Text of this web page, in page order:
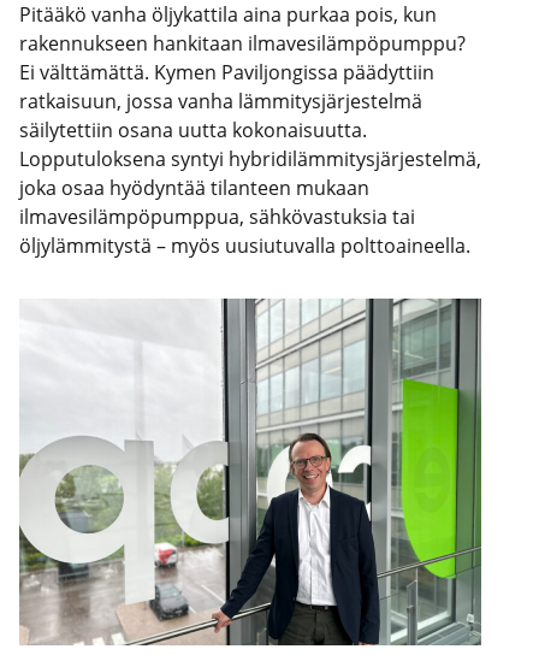
Pitääkö vanha öljykattila aina purkaa pois, kun
rakennukseen hankitaan ilmavesilämpöpumppu?
Ei välttämättä. Kymen Paviljongissa päädyttiin
ratkaisuun, jossa vanha lämmitysjärjestelmä
säilytettiin osana uutta kokonaisuutta.
Lopputuloksena syntyi hybridilämmitysjärjestelmä,
joka osaa hyödyntää tilanteen mukaan
ilmavesilämpöpumppua, sähkövastuksia tai
öljylämmitystä – myös uusiutuvalla polttoaineella.